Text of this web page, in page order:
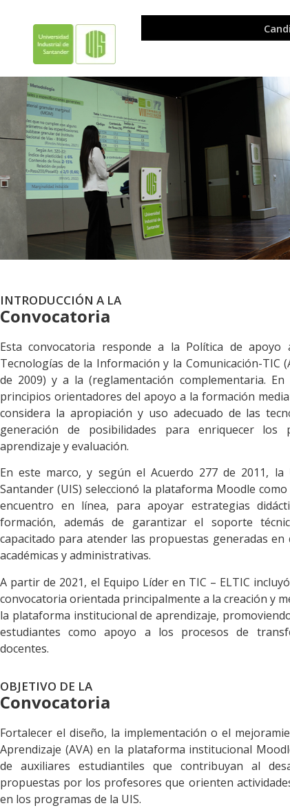
INTRODUCCIÓN A LA
Convocatoria
Esta convocatoria responde a la Política de apoyo
Tecnologías de la Información y la Comunicación-TIC
de 2009) y a la (reglamentación complementaria.
principios orientadores del apoyo a la formación
considera la apropiación y uso adecuado de las
generación de posibilidades para enriquecer los
aprendizaje y evaluación.
En este marco, y según el Acuerdo 277 de 2011, la
Santander (UIS) seleccionó la plataforma Moodle
encuentro en línea, para apoyar estrategias
formación, además de garantizar el soporte
capacitado para atender las propuestas generadas en
académicas y administrativas.
A partir de 2021, el Equipo Líder en TIC – ELTIC
convocatoria orientada principalmente a la creación y
la plataforma institucional de aprendizaje,
estudiantes como apoyo a los procesos de
docentes.
OBJETIVO DE LA
Convocatoria
Fortalecer el diseño, la implementación o el
Aprendizaje (AVA) en la plataforma institucional
de auxiliares estudiantiles que contribuyan al
propuestas por los profesores que orienten
en los programas de la UIS.